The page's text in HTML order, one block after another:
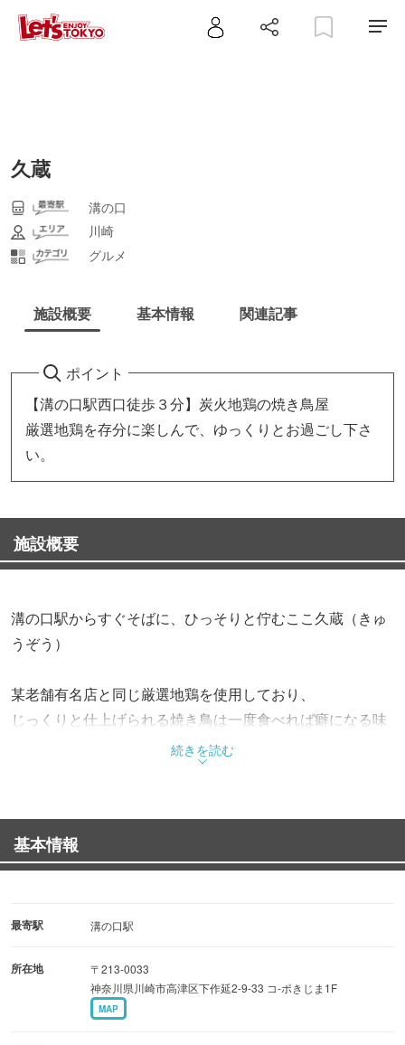
久蔵
溝の口
川崎
グルメ
施設概要 基本情報 関連記事
ポイント
【溝の口駅西口徒歩３分】炭火地鶏の焼き鳥屋
厳選地鶏を存分に楽しんで、ゆっくりとお過ごし下さ
い。
施設概要
溝の口駅からすぐそばに、ひっそりと佇むここ久蔵（きゅ
うぞう）
某老舗有名店と同じ厳選地鶏を使用しており、
じっくりと仕上げられる焼き鳥は一度食べれば癖になる味
の席もあり、
気軽にお一人で来られるも良し、飲み会などに利用しても
らうにもよし、気の合う仲間と語らいながら飲むのもよ
続きを読む
基本情報
最寄駅 溝の口駅
所在地
〒213-0033
神奈川県川崎市高津区下作延2-9-33 コ-ポきじま1F
MAP